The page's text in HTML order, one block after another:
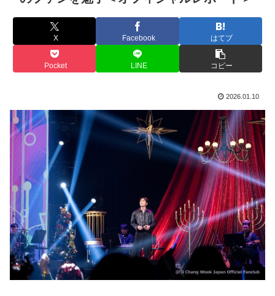
X Facebook はてブ
Pocket LINE コピー
2026.01.10